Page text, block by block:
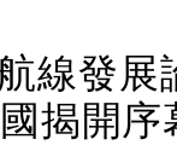
線發展
揭開序